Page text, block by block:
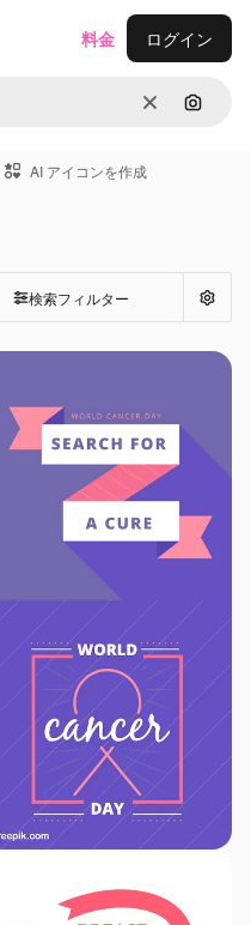
消去 画像で
料金 ログイン
AI アイコンを作成
検索フィルター